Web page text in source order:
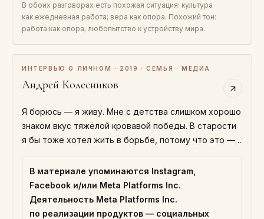
В обоих разговорах есть похожая ситуация: культура
как ежедневная работа; вера как опора. Похожий тон:
работа как опора; любопытство к устройству мира.
ИНТЕРВЬЮ О ЛИЧНОМ · 2019 · СЕМЬЯ · МЕДИА
Андрей Колесников
Я борюсь — я живу. Мне с детства слишком хорошо
знаком вкус тяжёлой кровавой победы. В старости
я бы тоже хотел жить в борьбе, потому что это —
В материале упоминаются Instagram,
Facebook и/или Meta Platforms Inc.
Деятельность Meta Platforms Inc.
по реализации продуктов — социальных